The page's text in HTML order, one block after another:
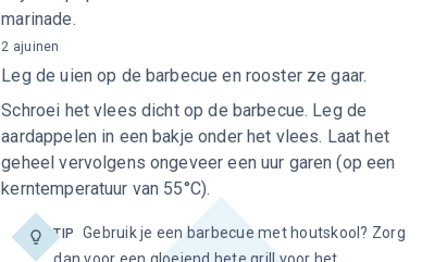
marinade.
Leg de uien op de barbecue en rooster ze gaar.
2 ajuinen
Schroei het vlees dicht op de barbecue. Leg de
aardappelen in een bakje onder het vlees. Laat het
geheel vervolgens ongeveer een uur garen (op een
kerntemperatuur van 55°C).
TIP
Gebruik je een barbecue met houtskool? Zorg